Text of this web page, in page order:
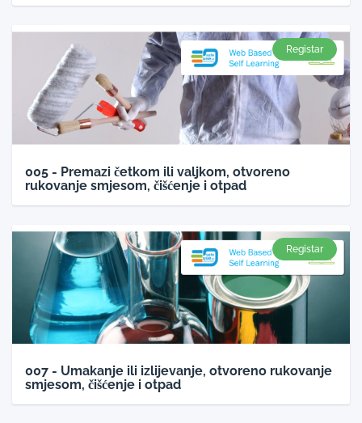
Registar
005 - Premazi četkom ili valjkom, otvoreno
rukovanje smjesom, čišćenje i otpad
Registar
007 - Umakanje ili izlijevanje, otvoreno rukovanje
smjesom, čišćenje i otpad